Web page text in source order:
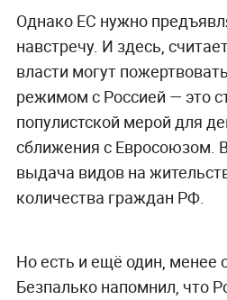
Однако ЕС нужно
навстречу. И здесь,
власти могут
режимом с Россией — это
популистской мерой для
сближения с Евросоюзом.
выдача видов на
количества граждан РФ.
Но есть и ещё один, менее
Безпалько напомнил, что